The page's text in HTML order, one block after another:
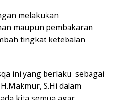
melakukan
maupun pembakaran
tingkat ketebalan
ini yang berlaku sebagai
S.Hi dalam